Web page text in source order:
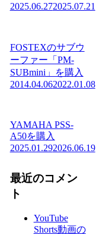
2025.06.272025.07.21
FOSTEXのサブウ
ーファー「PM-
SUBmini」を購入
2014.04.062022.01.08
YAMAHA PSS-
A50を購入
2025.01.292026.06.19
最近のコメン
ト
YouTube
Shorts動画の